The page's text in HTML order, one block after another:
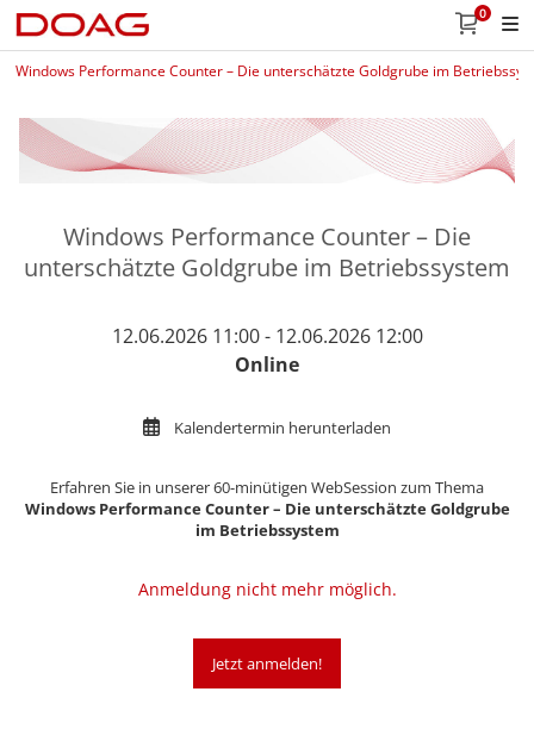
0
Windows Performance Counter – Die unterschätzte Goldgrube im
Windows Performance Counter – Die
unterschätzte Goldgrube im Betriebssystem
12.06.2026 11:00 - 12.06.2026 12:00
Online
Kalendertermin herunterladen
Erfahren Sie in unserer 60-minütigen WebSession zum Thema
Windows Performance Counter – Die unterschätzte Goldgrube
im Betriebssystem
Anmeldung nicht mehr möglich.
Jetzt anmelden!